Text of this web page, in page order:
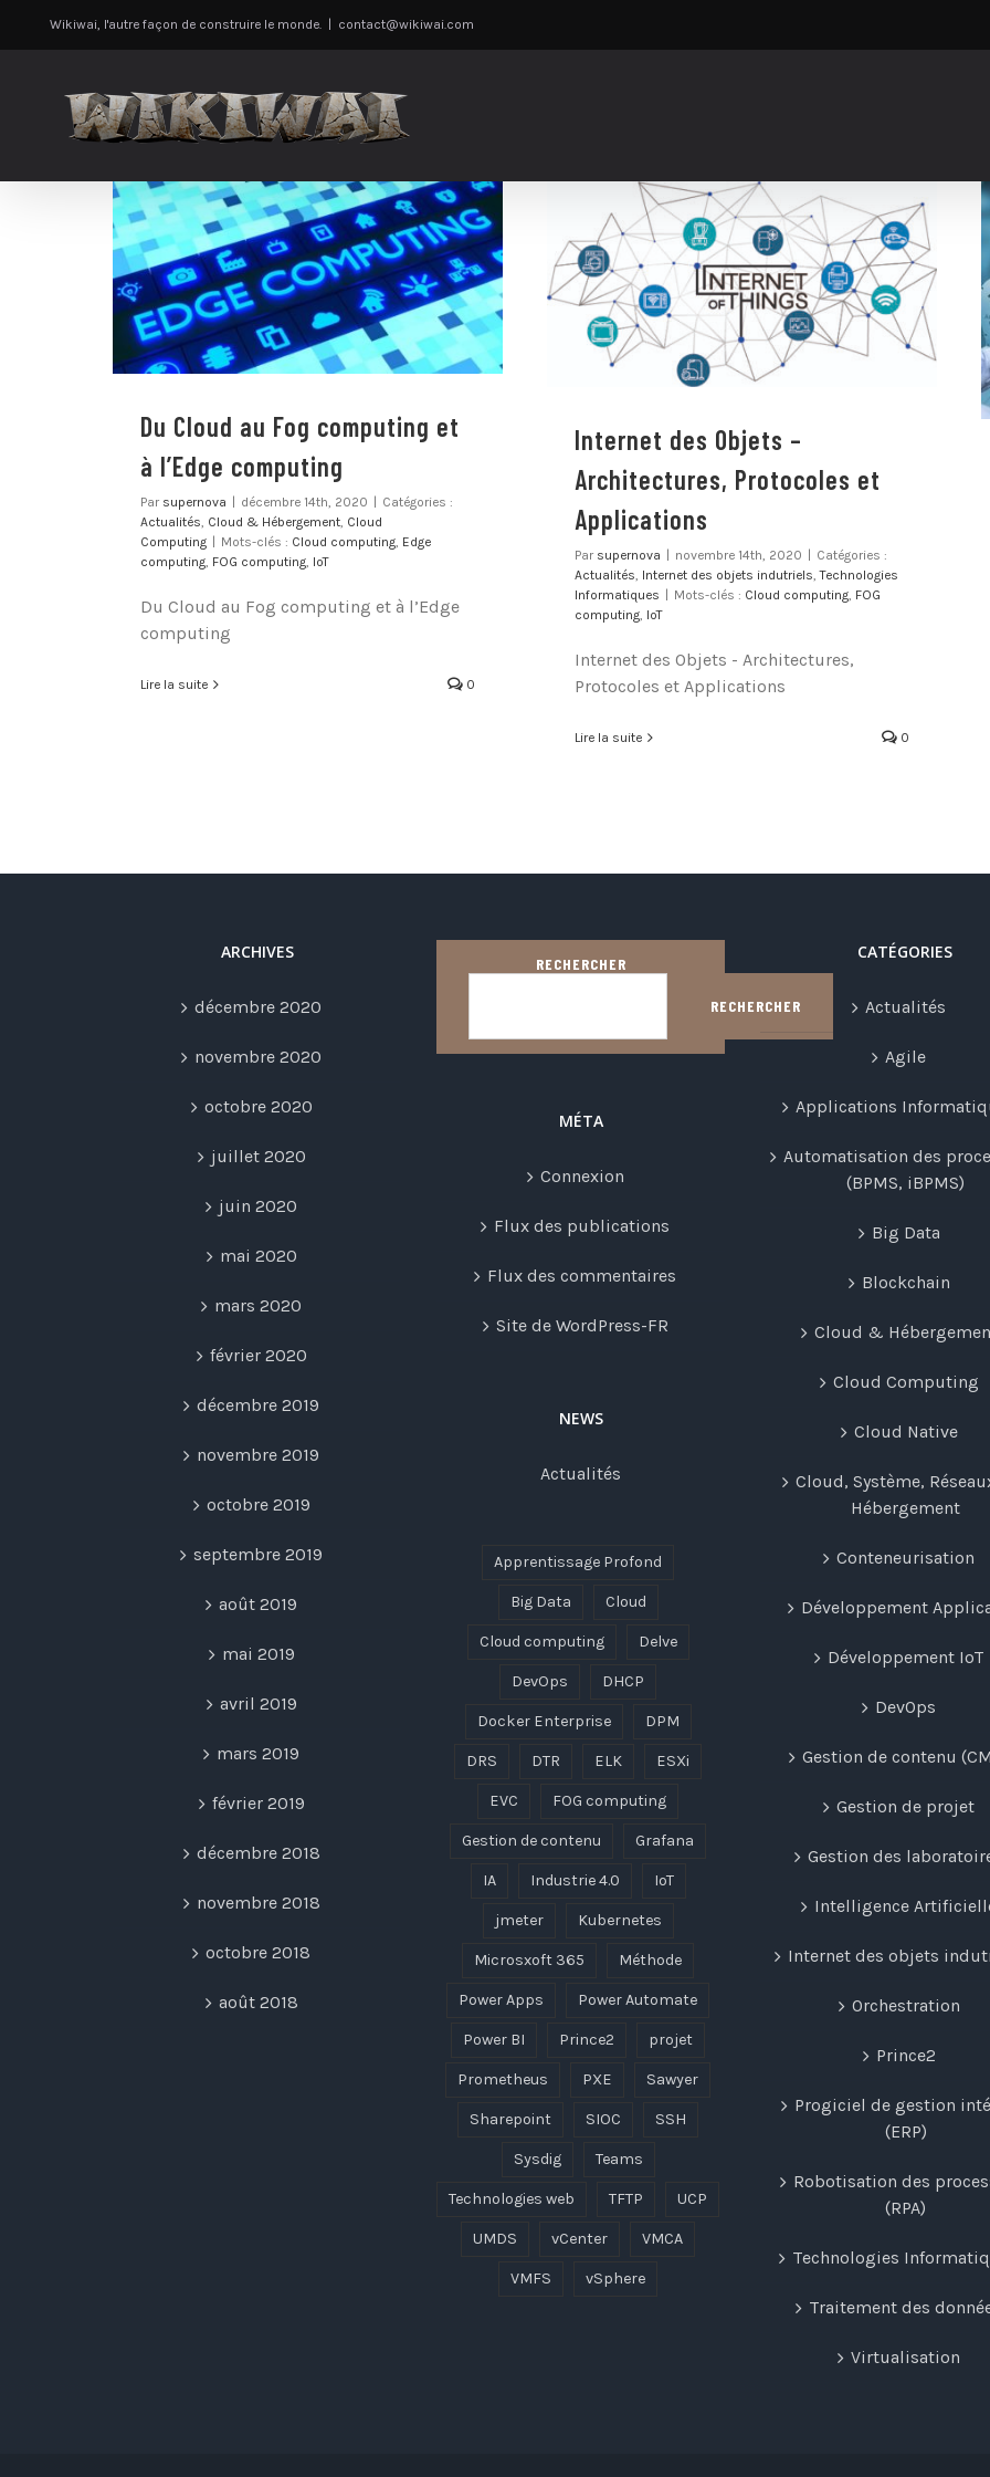
Wikiwai, l'autre façon de construire le monde. contact@wikiwai.com
Du Cloud au Fog computing et à l’Edge
computing
Du Cloud au Fog computing et
à l’Edge computing
Par supernova décembre 14th, 2020
Catégories :
Actualités, Cloud & Hébergement, Cloud
Computing
Mots-clés : Cloud computing, Edge
computing, FOG computing, IoT
Du Cloud au Fog computing et à l’Edge
computing
Lire la suite 0
Internet des Objets – Architectures,
Protocoles et Applications
Internet des Objets –
Architectures, Protocoles et
Applications
Par supernova novembre 14th, 2020
Catégories :
Actualités, Internet des objets indutriels,Technologies
Informatiques
Mots-clés : Cloud computing, FOG
computing, IoT
Internet des Objets - Architectures,
Protocoles et Applications
Lire la suite 0
ARCHIVES
décembre 2020
novembre 2020
octobre 2020
juillet 2020
juin 2020
mai 2020
mars 2020
février 2020
décembre 2019
novembre 2019
octobre 2019
septembre 2019
août 2019
mai 2019
avril 2019
mars 2019
février 2019
décembre 2018
novembre 2018
octobre 2018
août 2018
RECHERCHER
RECHERCHER
MÉTA
Connexion
Flux des publications
Flux des commentaires
Site de WordPress-FR
NEWS
Actualités
Apprentissage Profond
Big Data Cloud
Cloud computing Delve
DevOps DHCP
Docker Enterprise DPM
DRS DTR ELK ESXi
EVC FOG computing
Gestion de contenu Grafana
IA Industrie 4.0 IoT
jmeter Kubernetes
Microsxoft 365 Méthode
Power Apps Power Automate
Power BI Prince2 projet
Prometheus PXE Sawyer
Sharepoint SIOC SSH
Sysdig Teams
Technologies web TFTP UCP
UMDS vCenter VMCA
VMFS vSphere
CATÉGORIES
Actualités
Agile
Applications
Automatisation des
(BPMS, iBPMS)
Big Data
Blockchain
Cloud &
Cloud Computing
Cloud Native
Cloud, Système,
Hébergement
Conteneurisation
Développement
Développement IoT
DevOps
Gestion de contenu
Gestion de projet
Gestion des
Intelligence
Internet des objets
Orchestration
Prince2
Progiciel de gestion
(ERP)
Robotisation des
(RPA)
Technologies
Traitement des
Virtualisation